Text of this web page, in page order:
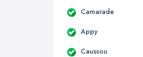
Camarade
Appy
Caussou